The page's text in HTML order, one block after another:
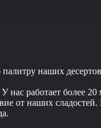
наших
работает более
от наших